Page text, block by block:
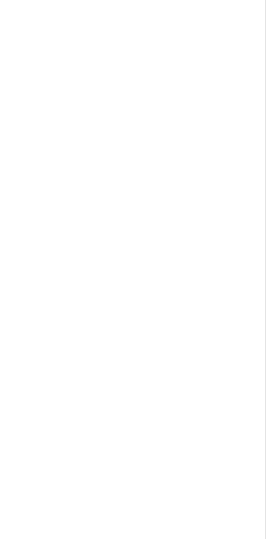
保板块的短期和中期走势均持
险控制，策略在保持高收益的
不仅捕捉了市场整体上涨，